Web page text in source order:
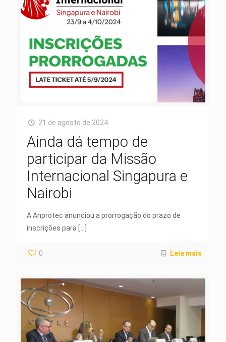
21 de agosto de 2024
Ainda dá tempo de
participar da Missão
Internacional Singapura e
Nairobi
A Anprotec anunciou a prorrogação do prazo de
inscrições para […]
0 Leia mais